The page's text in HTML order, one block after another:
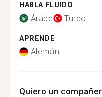
HABLA FLUIDO
Árabe Turco
APRENDE
Alemán
Quiero un